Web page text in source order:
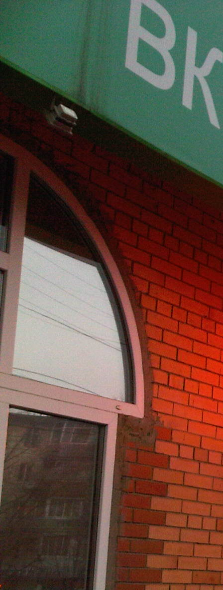
Перейти к основному содержанию